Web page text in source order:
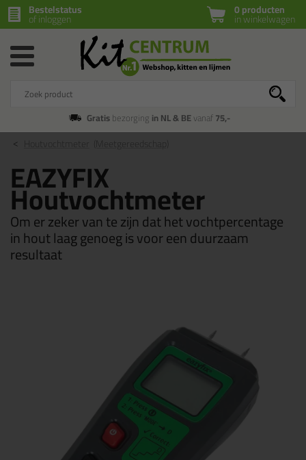
0 producten
in winkelwagen
Bestelstatus
of inloggen
Gratisbezorging in NL & BEvanaf75,-
EAZYFIX
Houtvochtmeter
Om er zeker van te zijn dat het vochtpercentage
in hout laag genoeg is voor een duurzaam
resultaat